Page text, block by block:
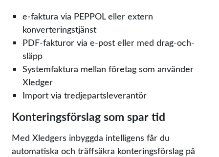
e-faktura via PEPPOL eller extern
konverteringstjänst
PDF-fakturor via e-post eller med drag-och-
släpp
Systemfaktura mellan företag som använder
Xledger
Import via tredjepartsleverantör
Konteringsförslag som spar tid
Med Xledgers inbyggda intelligens får du
automatiska och träffsäkra konteringsförslag på